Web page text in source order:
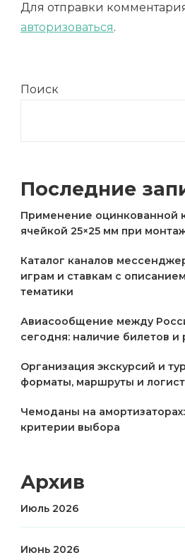
Для отправки
авторизоваться.
Поиск
Последние
Применение оцинкованной
ячейкой 25×25 мм при
Каталог каналов
играм и ставкам с
тематики
Авиасообщение между
сегодня: наличие билетов и
Организация экскурсий и
форматы, маршруты и
Чемоданы на
критерии выбора
Архив
Июль 2026
Июнь 2026